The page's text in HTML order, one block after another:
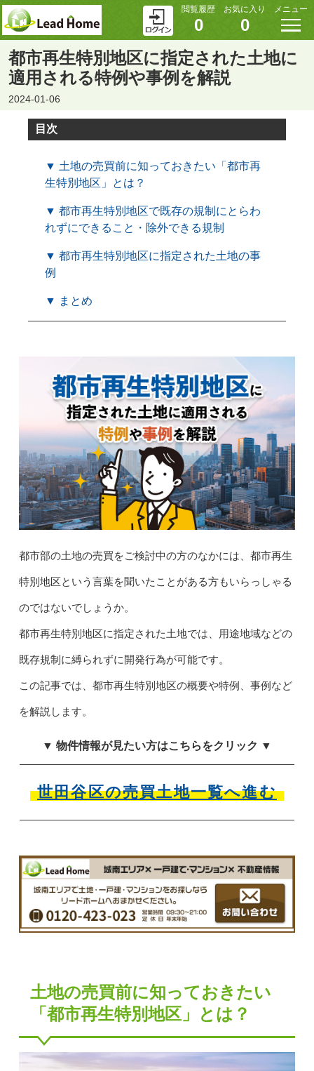
閲覧履歴
0
お気に入り
0
メニュー
都市再生特別地区に指定された土地に
適用される特例や事例を解説
2024-01-06
目次
▼ 土地の売買前に知っておきたい「都市再
生特別地区」とは？
▼ 都市再生特別地区で既存の規制にとらわ
れずにできること・除外できる規制
▼ 都市再生特別地区に指定された土地の事
例
▼ まとめ
都市部の土地の売買をご検討中の方のなかには、都市再生
特別地区という言葉を聞いたことがある方もいらっしゃる
のではないでしょうか。
都市再生特別地区に指定された土地では、用途地域などの
既存規制に縛られずに開発行為が可能です。
この記事では、都市再生特別地区の概要や特例、事例など
を解説します。
▼ 物件情報が見たい方はこちらをクリック ▼
世田谷区の売買土地一覧へ進む
土地の売買前に知っておきたい
「都市再生特別地区」とは？